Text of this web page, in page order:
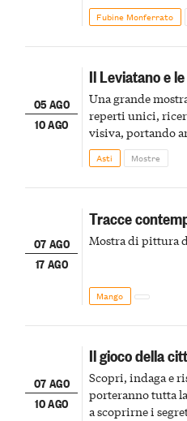
Fubine Monferrato
05 AGO
10 AGO
Il Leviatano e
Una grande
reperti unici,
visiva, portando
della scena le
Asti Mostre
07 AGO
17 AGO
Tracce
Mostra di pittura
Mango
07 AGO
10 AGO
Il gioco della
Scopri, indaga e
porteranno tutta
a scoprirne i